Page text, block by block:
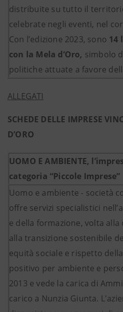
distribuite su tutto il
celebrate negli eventi, nel
Con l’edizione 2023, sono 14
con la Mela d’Oro, simbolo
politiche attuate a favore
ALLEGATI
SCHEDE DELLE IMPRESE
D’ORO
UOMO E AMBIENTE,
categoria “Piccole Imprese”
Uomo e ambiente - società
offre servizi specialistici
e della formazione, volta alla
alla transizione sostenibile
equità sociale e rispetto
positivo per ambiente e
2013 e vede la carica di
carico a Nunzia Giunta.